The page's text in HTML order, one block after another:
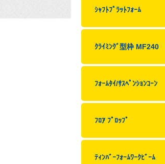
ｼｬﾌﾄﾌﾟﾗｯﾄﾌｫｰﾑ
ｸﾗｲﾐﾝｸﾞ型枠 MF240
ﾌｫｰﾑﾀｲ/ｻｽﾍﾟﾝｼｮﾝｺｰﾝ
ﾌﾛｱ ﾌﾟﾛｯﾌﾟ
ﾃｨﾝﾊﾞｰﾌｫｰﾑﾜｰｸﾋﾞｰﾑ